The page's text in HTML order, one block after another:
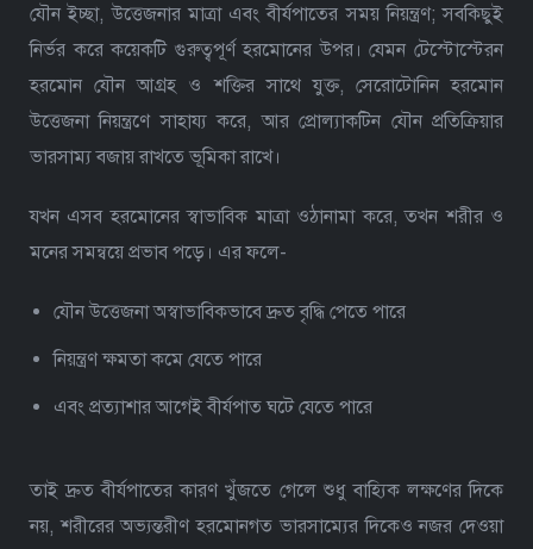
যৌন ইচ্ছা, উত্তেজনার মাত্রা এবং বীর্যপাতের সময় নিয়ন্ত্রণ; সবকিছুই
নির্ভর করে কয়েকটি গুরুত্বপূর্ণ হরমোনের উপর। যেমন টেস্টোস্টেরন
হরমোন যৌন আগ্রহ ও শক্তির সাথে যুক্ত, সেরোটোনিন হরমোন
উত্তেজনা নিয়ন্ত্রণে সাহায্য করে, আর প্রোল্যাকটিন যৌন প্রতিক্রিয়ার
ভারসাম্য বজায় রাখতে ভূমিকা রাখে।
যখন এসব হরমোনের স্বাভাবিক মাত্রা ওঠানামা করে, তখন শরীর ও
মনের সমন্বয়ে প্রভাব পড়ে। এর ফলে-
যৌন উত্তেজনা অস্বাভাবিকভাবে দ্রুত বৃদ্ধি পেতে পারে
নিয়ন্ত্রণ ক্ষমতা কমে যেতে পারে
এবং প্রত্যাশার আগেই বীর্যপাত ঘটে যেতে পারে
তাই দ্রুত বীর্যপাতের কারণ খুঁজতে গেলে শুধু বাহ্যিক লক্ষণের দিকে
নয়, শরীরের অভ্যন্তরীণ হরমোনগত ভারসাম্যের দিকেও নজর দেওয়া